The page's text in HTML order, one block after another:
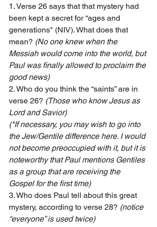
1. Verse 26 says that that mystery had
been kept a secret for “ages and
generations" (NIV). What does that
mean? (No one knew when the
Messiah would come into the world, but
Paul was finally allowed to proclaim the
good news)
2. Who do you think the “saints” are in
verse 26? (Those who know Jesus as
Lord and Savior)
(*If necessary, you may wish to go into
the Jew/Gentile difference here. I would
not become preoccupied with it, but it is
noteworthy that Paul mentions Gentiles
as a group that are receiving the
Gospel for the first time)
3. Who does Paul tell about this great
mystery, according to verse 28? (notice
“everyone” is used twice)